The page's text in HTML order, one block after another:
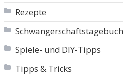
Rezepte
Schwangerschaftstagebuch
Spiele- und DIY-Tipps
Tipps & Tricks